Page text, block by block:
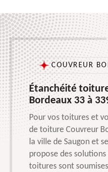
COUVREUR
Étanchéité
Bordeaux 33 à
Pour vos toitures et
de toiture Couvreur
la ville de Saugon et
propose des
toitures sont